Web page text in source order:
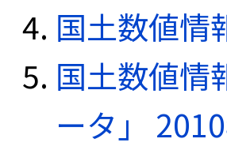
国土数値情
国土数値情
ータ」